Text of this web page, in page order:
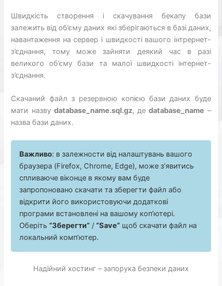
Швидкість створення і скачування бекапу бази
залежить від об’єму даних які зберігаються в базі даних,
навантаження на сервер і швидкості вашого інтрернет-
з’єднання, тому може зайняти деякий час в разі
великого об’єму бази та малої швидкості інтернет-
з’єднання.
Скачаний файл з резервною копією бази даних буде
мати назву database_name.sql.gz, деdatabase_name –
назва бази даних.
Важливо: в залежности від налаштувань вашого
браузера (Firefox, Chrome, Edge), може з’явитись
спливаюче віконце в якому вам буде
запропоновано скачати та зберегти файл або
відкрити його використовуючи додаткові
програми встановлені на вашому коп’ютері.
Оберіть“Зберегти” /“Save” щоб скачати файл на
локальний комп’ютер.
Надійний хостинг – запорука безпеки даних